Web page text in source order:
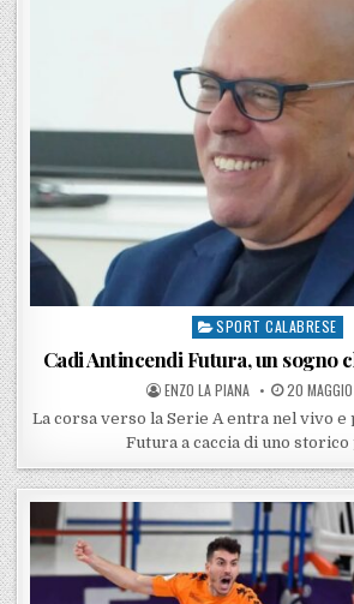
Posted in
SPORT CALABRESE
Cadi Antincendi Futura, un sogno
POSTED BY
ENZO LA PIANA POSTED ON
20
La corsa verso la Serie A entra nel vivo
Futura a caccia di uno